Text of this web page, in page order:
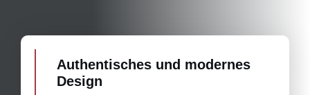
Authentisches und modernes
Design